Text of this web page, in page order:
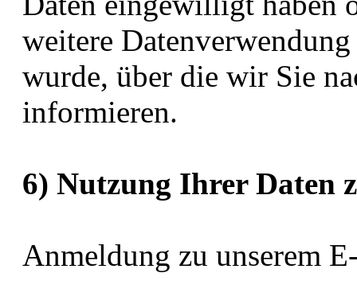
weitere
wurde, über die wir Sie
informieren.
6) Nutzung Ihrer Daten
Anmeldung zu unserem